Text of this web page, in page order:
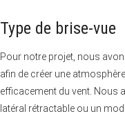
Type de brise-vue
Pour notre projet, nous
afin de créer une
efficacement du vent. Nous
latéral rétractable ou un